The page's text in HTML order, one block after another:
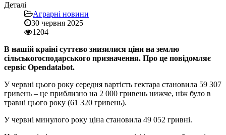
Деталі
Аграрні новини
30 червня 2025
1204
В нашій країні суттєво знизилися ціни на землю
сільськогосподарського призначення. Про це повідомляє
сервіс Opendatabot.
У червні цього року середня вартість гектара становила 59 307
гривень – це приблизно на 2 000 гривень нижче, ніж було в
травні цього року (61 320 гривень).
У червні минулого року ціна становила 49 052 гривні.